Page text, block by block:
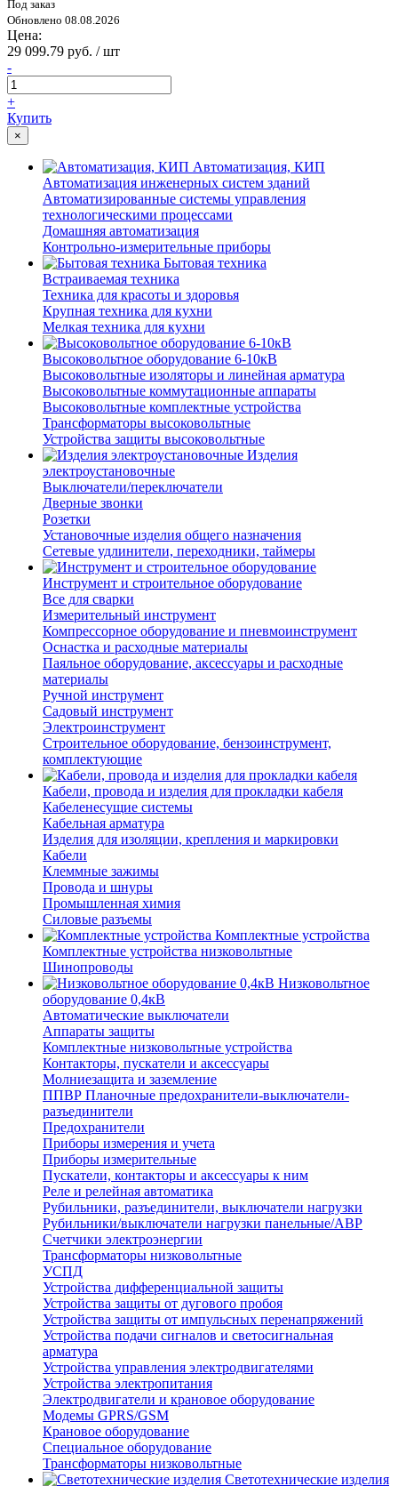
Под заказ
Обновлено 08.08.2026
Цена:
29 099.79 руб. / шт
-
+
Купить
×
Автоматизация, КИП
Автоматизация инженерных систем зданий
Автоматизированные системы управления
технологическими процессами
Домашняя автоматизация
Контрольно-измерительные приборы
Бытовая техника
Встраиваемая техника
Техника для красоты и здоровья
Крупная техника для кухни
Мелкая техника для кухни
Высоковольтное оборудование 6-10кВ
Высоковольтные изоляторы и линейная арматура
Высоковольтные коммутационные аппараты
Высоковольтные комплектные устройства
Трансформаторы высоковольтные
Устройства защиты высоковольтные
Изделия
электроустановочные
Выключатели/переключатели
Дверные звонки
Розетки
Установочные изделия общего назначения
Сетевые удлинители, переходники, таймеры
Инструмент и строительное оборудование
Все для сварки
Измерительный инструмент
Компрессорное оборудование и пневмоинструмент
Оснастка и расходные материалы
Паяльное оборудование, аксессуары и расходные
материалы
Ручной инструмент
Садовый инструмент
Электроинструмент
Строительное оборудование, бензоинструмент,
комплектующие
Кабели, провода и изделия для прокладки кабеля
Кабеленесущие системы
Кабельная арматура
Изделия для изоляции, крепления и маркировки
Кабели
Клеммные зажимы
Провода и шнуры
Промышленная химия
Силовые разъемы
Комплектные устройства
Комплектные устройства низковольтные
Шинопроводы
Низковольтное
оборудование 0,4кВ
Автоматические выключатели
Аппараты защиты
Комплектные низковольтные устройства
Контакторы, пускатели и аксессуары
Молниезащита и заземление
ППВР Планочные предохранители-выключатели-
разъединители
Предохранители
Приборы измерения и учета
Приборы измерительные
Пускатели, контакторы и аксессуары к ним
Реле и релейная автоматика
Рубильники, разъединители, выключатели нагрузки
Рубильники/выключатели нагрузки панельные/АВР
Счетчики электроэнергии
Трансформаторы низковольтные
УСПД
Устройства дифференциальной защиты
Устройства защиты от дугового пробоя
Устройства защиты от импульсных перенапряжений
Устройства подачи сигналов и светосигнальная
арматура
Устройства управления электродвигателями
Устройства электропитания
Электродвигатели и крановое оборудование
Модемы GPRS/GSM
Крановое оборудование
Специальное оборудование
Трансформаторы низковольтные
Светотехнические изделия